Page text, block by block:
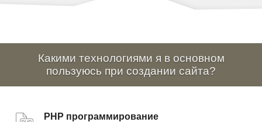
Какими технологиями я в основном
пользуюсь при создании сайта?
PHP программирование